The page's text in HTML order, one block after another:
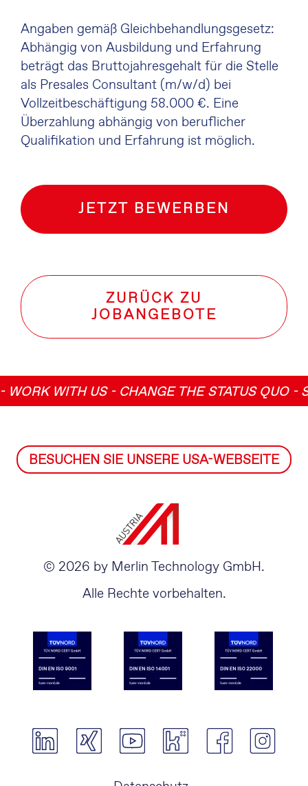
Angaben gemäß Gleichbehandlungsgesetz:
Abhängig von Ausbildung und Erfahrung
beträgt das Bruttojahresgehalt für die Stelle
als Presales Consultant (m/w/d) bei
Vollzeitbeschäftigung 58.000 €. Eine
Überzahlung abhängig von beruflicher
Qualifikation und Erfahrung ist möglich.
JETZT BEWERBEN
ZURÜCK ZU
JOBANGEBOTE
WITH US - CHANGE THE STATUS QUO -
BESUCHEN SIE UNSERE USA-WEBSEITE
© 2026 by Merlin Technology GmbH.
Alle Rechte vorbehalten.